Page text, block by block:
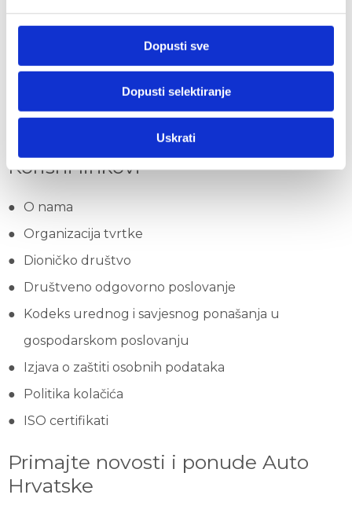
Dopusti sve
Dopusti selektiranje
Uskrati
Korisni linkovi
O nama
Organizacija tvrtke
Dioničko društvo
Društveno odgovorno poslovanje
Kodeks urednog i savjesnog ponašanja u
gospodarskom poslovanju
Izjava o zaštiti osobnih podataka
Politika kolačića
ISO certifikati
Primajte novosti i ponude Auto
Hrvatske